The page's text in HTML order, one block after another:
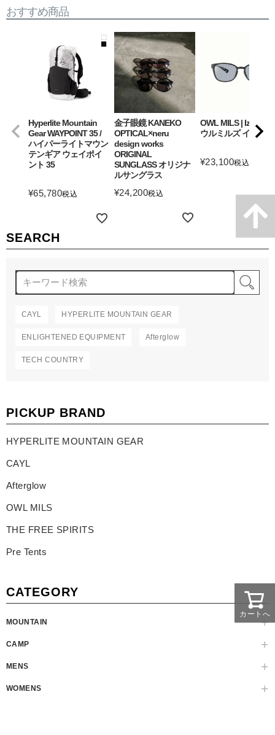
SEARCH
CAYL HYPERLITE MOUNTAIN GEAR
ENLIGHTENED EQUIPMENT Afterglow
TECH COUNTRY
PICKUP BRAND
HYPERLITE MOUNTAIN GEAR
CAYL
Afterglow
OWL MILS
THE FREE SPIRITS
Pre Tents
CATEGORY
MOUNTAIN
CAMP
MENS
WOMENS
おすすめ商品
Hyperlite Mountain
Gear WAYPOINT 35 /
ハイパーライトマウン
テンギア ウェイポイ
ント 35
¥65,780税込
金子眼鏡 KANEKO
OPTICAL×neru
design works
ORIGINAL
SUNGLASS オリジナ
ルサングラス
¥24,200税込
OWL MILS | Izanagi
ウルミルズ イザナギ
¥23,100税込
カートへ